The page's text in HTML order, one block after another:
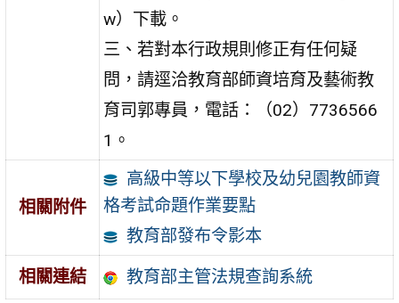
w）下載。
三、若對本行政規則修正有任何疑
問，請逕洽教育部師資培育及藝術教
育司郭專員，電話：（02）7736566
1。
相關附件
高級中等以下學校及幼兒園教師資
格考試命題作業要點
教育部發布令影本
相關連結 教育部主管法規查詢系統